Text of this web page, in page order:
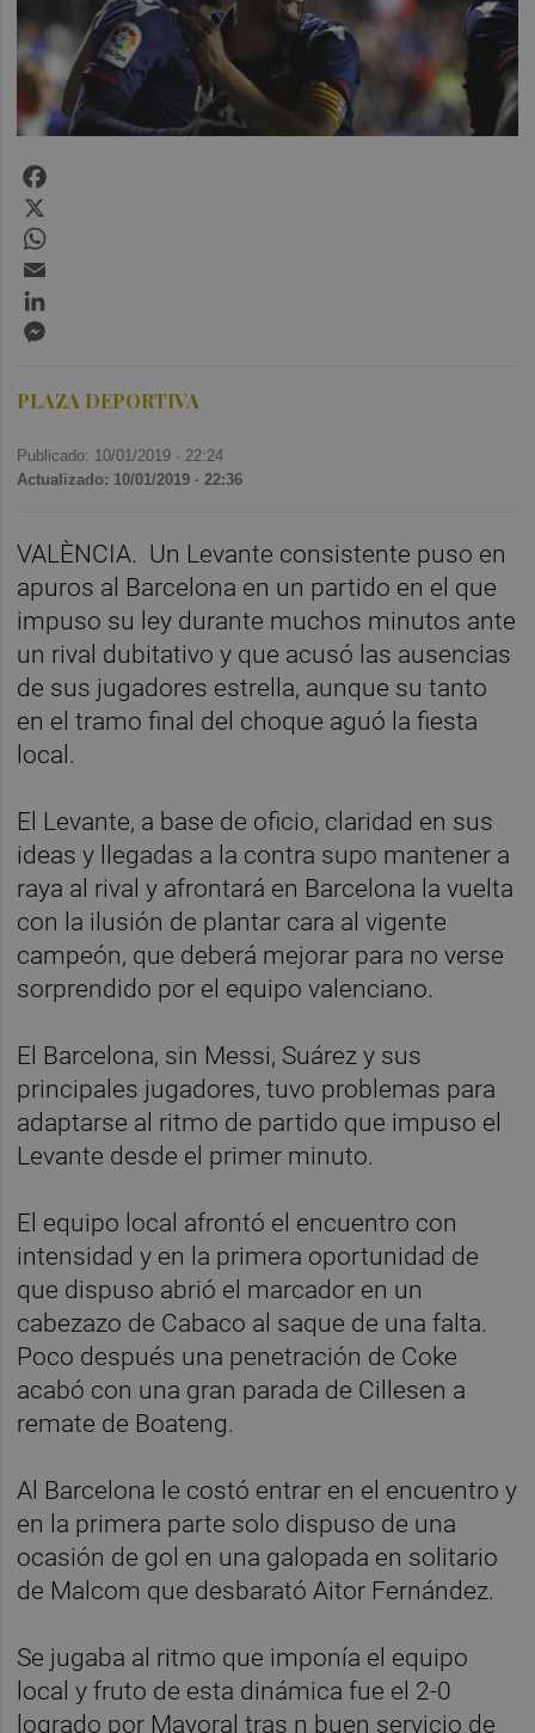
PLAZA DEPORTIVA
Publicado: 10/01/2019 · 22:24
Actualizado: 10/01/2019 · 22:36
VALÈNCIA. Un Levante consistente puso en
apuros al Barcelona en un partido en el que
impuso su ley durante muchos minutos ante
un rival dubitativo y que acusó las ausencias
de sus jugadores estrella, aunque su tanto
en el tramo final del choque aguó la fiesta
local.
El Levante, a base de oficio, claridad en sus
ideas y llegadas a la contra supo mantener a
raya al rival y afrontará en Barcelona la vuelta
con la ilusión de plantar cara al vigente
campeón, que deberá mejorar para no verse
sorprendido por el equipo valenciano.
El Barcelona, sin Messi, Suárez y sus
principales jugadores, tuvo problemas para
adaptarse al ritmo de partido que impuso el
Levante desde el primer minuto.
El equipo local afrontó el encuentro con
intensidad y en la primera oportunidad de
que dispuso abrió el marcador en un
cabezazo de Cabaco al saque de una falta.
Poco después una penetración de Coke
acabó con una gran parada de Cillesen a
remate de Boateng.
Al Barcelona le costó entrar en el encuentro y
en la primera parte solo dispuso de una
ocasión de gol en una galopada en solitario
de Malcom que desbarató Aitor Fernández.
Se jugaba al ritmo que imponía el equipo
local y fruto de esta dinámica fue el 2-0
logrado por Mayoral tras n buen servicio de